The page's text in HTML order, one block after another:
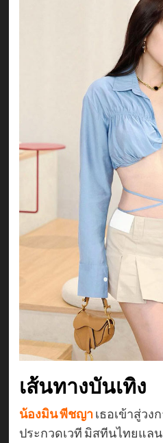
เส้นทางบันเทิง
น้องมิน พีชญาเธอเข้าสู่วง
ประกวดเวที มิสทีนไทยแล